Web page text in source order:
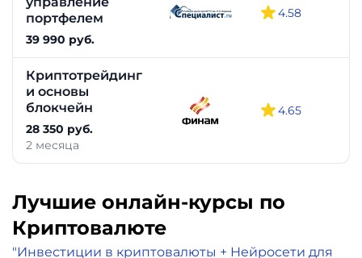
портфелем
39 990 руб.
4.58
Криптотрейдинг
и основы
блокчейн
28 350 руб.
2 месяца
4.65
Лучшие онлайн-курсы по
Криптовалюте
"Инвестиции в криптовалюты + Нейросети для